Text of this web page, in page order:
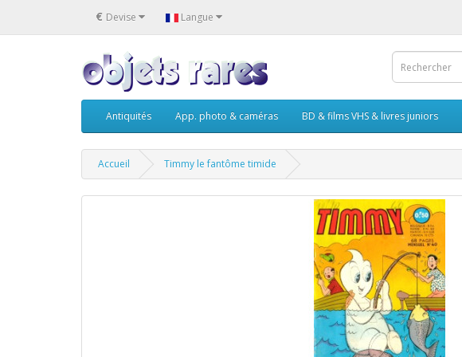
€ Devise Langue
Antiquités App. photo & caméras BD & films VHS & livres juniors
Accueil Timmy le fantôme timide